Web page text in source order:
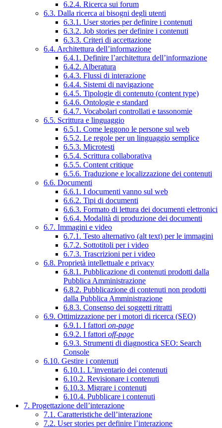
6.2.4. Ricerca sui forum
6.3. Dalla ricerca ai bisogni degli utenti
6.3.1. User stories per definire i contenuti
6.3.2. Job stories per definire i contenuti
6.3.3. Criteri di accettazione
6.4. Architettura dell’informazione
6.4.1. Definire l’architettura dell’informazione
6.4.2. Alberatura
6.4.3. Flussi di interazione
6.4.4. Sistemi di navigazione
6.4.5. Tipologie di contenuto (content type)
6.4.6. Ontologie e standard
6.4.7. Vocabolari controllati e tassonomie
6.5. Scrittura e linguaggio
6.5.1. Come leggono le persone sul web
6.5.2. Le regole per un linguaggio semplice
6.5.3. Microtesti
6.5.4. Scrittura collaborativa
6.5.5. Content critique
6.5.6. Traduzione e localizzazione dei contenuti
6.6. Documenti
6.6.1. I documenti vanno sul web
6.6.2. Tipi di documenti
6.6.3. Formato di lettura dei documenti elettronici
6.6.4. Modalità di produzione dei documenti
6.7. Immagini e video
6.7.1. Testo alternativo (alt text) per le immagini
6.7.2. Sottotitoli per i video
6.7.3. Trascrizioni per i video
6.8. Proprietà intellettuale e privacy
6.8.1. Pubblicazione di contenuti prodotti dalla
Pubblica Amministrazione
6.8.2. Pubblicazione di contenuti non prodotti
dalla Pubblica Amministrazione
6.8.3. Consenso dei soggetti ritratti
6.9. Ottimizzazione per i motori di ricerca (SEO)
6.9.1. I fattori on-page
6.9.2. I fattori off-page
6.9.3. Strumenti di diagnostica SEO: Search
Console
6.10. Gestire i contenuti
6.10.1. L’inventario dei contenuti
6.10.2. Revisionare i contenuti
6.10.3. Migrare i contenuti
6.10.4. Pubblicare i contenuti
7. Progettazione dell’interazione
7.1. Caratteristiche dell’interazione
7.2. User stories per definire l’interazione